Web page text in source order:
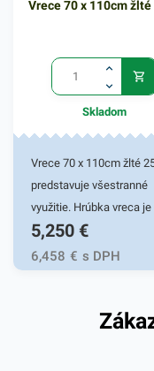
či znečistením. V našej
ponuke nájdete ďalšie
podobné produkty, ktoré
Vrece 70 x 110cm žlté
Skladom
Vrece 70 x 110cm žlté
predstavuje všestranné
využitie. Hrúbka vreca je
mikrónov. Vrecia sú
flexibilné a odolné. Vďaka
elastickému materiálu
obrysom odpadkov a to
5,250 €
6,458 € s DPH